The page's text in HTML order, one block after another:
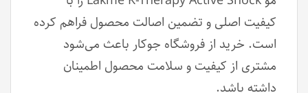
کیفیت اصلی و تضمین اصالت محصول فراهم کرده
است. خرید از فروشگاه جوکار باعث می‌شود
مشتری از کیفیت و سلامت محصول اطمینان
داشته باشد.